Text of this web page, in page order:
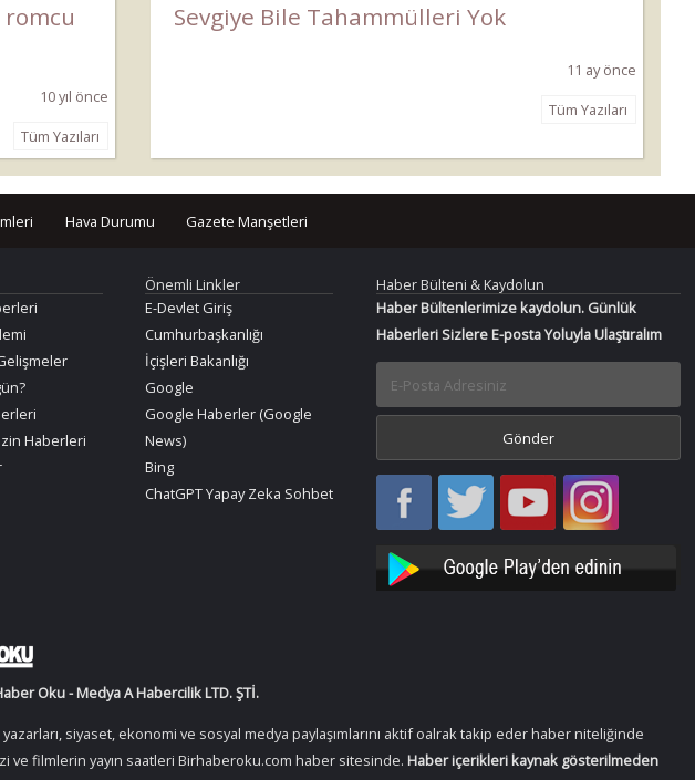
romcu
10 yıl önce
Tüm Yazıları
Sevgiye Bile Tahammülleri Yok
11 ay önce
Tüm Yazıları
Hava Durumu Gazete Manşetleri
Haberleri
Önemli Linkler
E-Devlet Giriş
Cumhurbaşkanlığı
İçişleri Bakanlığı
Google
Google Haberler (Google
News)
Bing
ChatGPT Yapay Zeka Sohbet
Haber Bülteni & Kaydolun
Haber Bültenlerimize kaydolun. Günlük
Haberleri Sizlere E-posta Yoluyla Ulaştıralım
Haber
Oku
Haber
Oku
Bir
Haber
YouTube
Bir
Haber
Instagram
Oku - Medya A Habercilik LTD. ŞTİ.
siyaset, ekonomi ve sosyal medya paylaşımlarını aktif oalrak takip eder haber niteliğinde
ve filmlerin yayın saatleri Birhaberoku.com haber sitesinde. Haber içerikleri kaynak gösterilmeden